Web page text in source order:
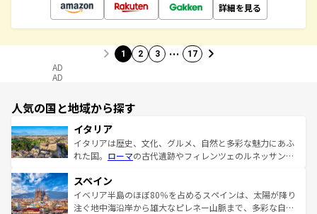
詳細を見る
1 2 3 … 17
AD
AD
人気の国と地域から探す
イタリア
イタリアは歴史、文化、グルメ、自然と多彩な魅力にあふ
れた国。 ローマの古代遺跡やフィレンツェのルネッサンス
ろん、トスカーナの美しい田園風景やアマルフィ海岸の絶
景など、自然景観も見逃せない。観光の合間には、本場の
ピザやパスタなど、絶品のイタリア料理を堪能することも
スペイン
イベリア半島のほぼ80％を占めるスペインは、太陽が降り
注ぐ地中海沿岸から雄大なピレネー山脈まで、多彩な自然